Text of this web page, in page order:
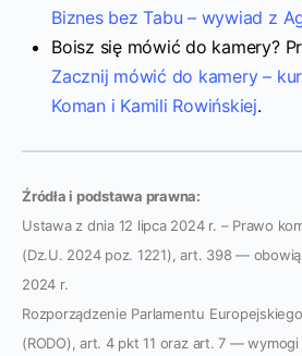
Biznes bez Tabu – wywiad z
Boisz się mówić do kamery?
Zacznij mówić do kamery –
Koman i Kamili Rowińskiej.
Źródła i podstawa prawna:
Ustawa z dnia 12 lipca 2024 r. – Prawo
(Dz.U. 2024 poz. 1221), art. 398 —
2024 r.
Rozporządzenie Parlamentu
(RODO), art. 4 pkt 11 oraz art. 7 —